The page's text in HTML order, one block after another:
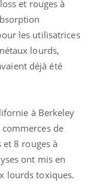
et rouges à
les utilisatrices
lourds,
déjà été
à Berkeley
de
8 rouges à
ont mis en
lourds toxiques.